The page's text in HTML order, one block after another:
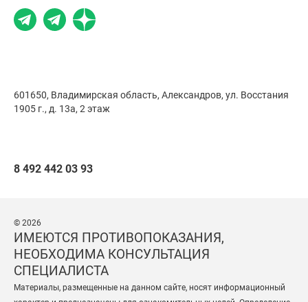
601650, Владимирская область, Александров, ул. Восстания
1905 г., д. 13а, 2 этаж
8 492 442 03 93
© 2026
ИМЕЮТСЯ ПРОТИВОПОКАЗАНИЯ,
НЕОБХОДИМА КОНСУЛЬТАЦИЯ
СПЕЦИАЛИСТА
Материалы, размещенные на данном сайте, носят информационный